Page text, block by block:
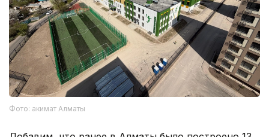
Фото: акимат Алматы